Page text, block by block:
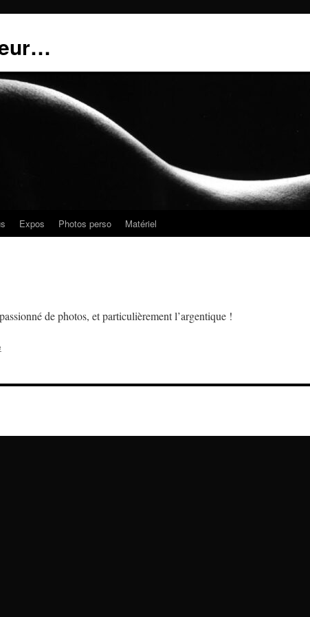
Expos Photos perso Matériel
de photos, et particulièrement l’argentique !